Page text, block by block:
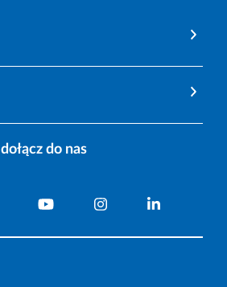
dołącz do nas